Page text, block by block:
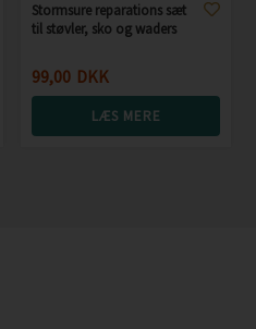
Stormsure reparations sæt
til støvler, sko og waders
99,00 DKK
LÆS MERE